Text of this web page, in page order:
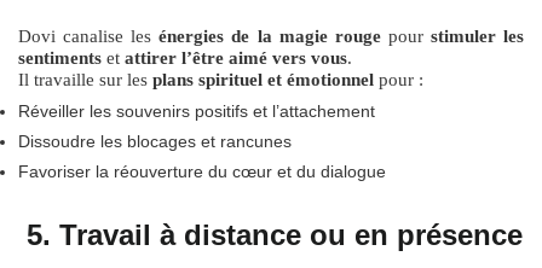
Dovi canalise lesénergies de la magie rougepour stimuler les
sentiments et attirer l’être aimé vers vous.
Il travaille sur les plans spirituel et émotionnel pour :
Réveiller les souvenirs positifs et l’attachement
Dissoudre les blocages et rancunes
Favoriser la réouverture du cœur et du dialogue
5. Travail à distance ou en présence